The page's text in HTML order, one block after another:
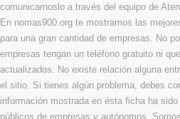
comunicarnoslo a través del equipo de
En nomas900.org te mostramos las
para una gran cantidad de empresas. No
empresas tengan un teléfono gratuito ni
actualizados. No existe relación alguna
el sitio. Si tienes algún problema, debes
información mostrada en ésta ficha ha
públicos de empresas y autónomos.